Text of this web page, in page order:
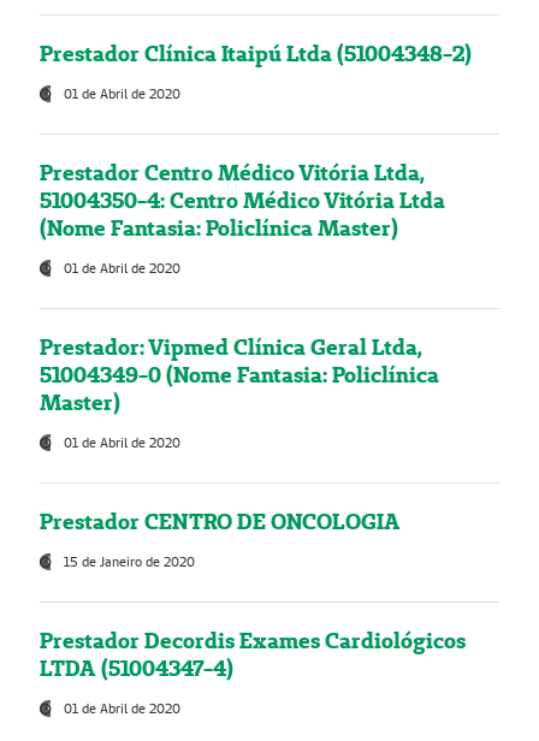
Prestador Clínica Itaipú Ltda (51004348-2)
01 de Abril de 2020
Prestador Centro Médico Vitória Ltda,
51004350-4: Centro Médico Vitória Ltda
(Nome Fantasia: Policlínica Master)
01 de Abril de 2020
Prestador: Vipmed Clínica Geral Ltda,
51004349-0 (Nome Fantasia: Policlínica
Master)
01 de Abril de 2020
Prestador CENTRO DE ONCOLOGIA
15 de Janeiro de 2020
Prestador Decordis Exames Cardiológicos
LTDA (51004347-4)
01 de Abril de 2020